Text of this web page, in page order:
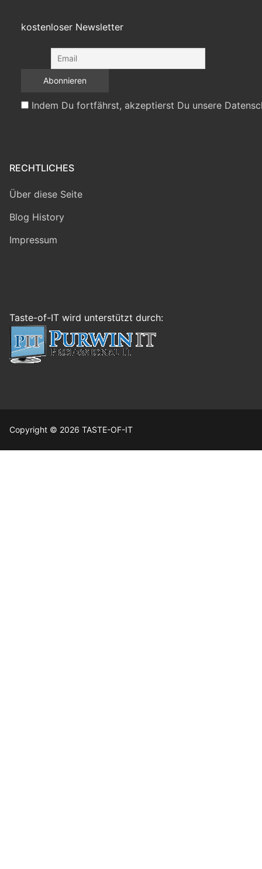
kostenloser Newsletter
Indem Du fortfährst, akzeptierst Du unsere
RECHTLICHES
Über diese Seite
Blog History
Impressum
Taste-of-IT wird unterstützt durch:
Copyright © 2026 TASTE-OF-IT